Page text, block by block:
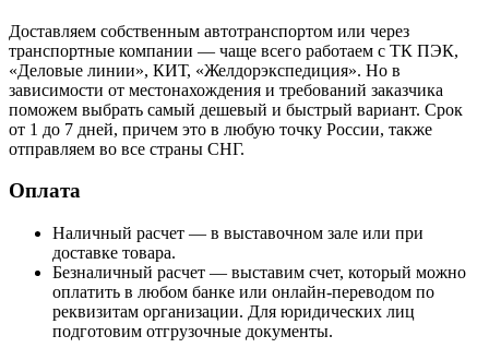
Доставляем собственным автотранспортом или через
транспортные компании — чаще всего работаем с ТК ПЭК,
«Деловые линии», КИТ, «Желдорэкспедиция». Но в
зависимости от местонахождения и требований заказчика
поможем выбрать самый дешевый и быстрый вариант. Срок
от 1 до 7 дней, причем это в любую точку России, также
отправляем во все страны СНГ.
Оплата
Наличный расчет — в выставочном зале или при
доставке товара.
Безналичный расчет — выставим счет, который можно
оплатить в любом банке или онлайн-переводом по
реквизитам организации. Для юридических лиц
подготовим отгрузочные документы.